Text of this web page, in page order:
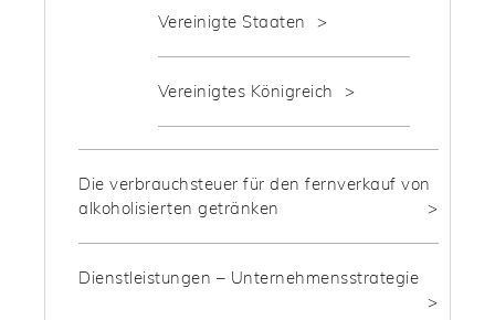
Vereinigte Staaten
Vereinigtes Königreich
Die verbrauchsteuer für den fernverkauf von
alkoholisierten getränken
Dienstleistungen – Unternehmensstrategie